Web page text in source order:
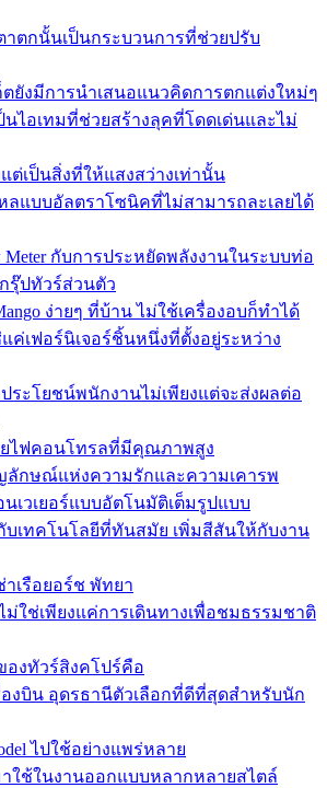
าตกนั้นเป็นกระบวนการที่ช่วยปรับ
ยังมีการนำเสนอแนวคิดการตกแต่งใหม่ๆ
ไอเทมที่ช่วยสร้างลุคที่โดดเด่นและไม่
ต่เป็นสิ่งที่ให้แสงสว่างเท่านั้น
ลแบบอัลตราโซนิคที่ไม่สามารถละเลยได้
Meter กับการประหยัดพลังงานในระบบท่อ
รุ๊ปทัวร์ส่วนตัว
ง่ายๆ ที่บ้าน ไม่ใช้เครื่องอบก็ทำได้
ค่เฟอร์นิเจอร์ชิ้นหนึ่งที่ตั้งอยู่ระหว่าง
ระโยชน์พนักงานไม่เพียงแต่จะส่งผลต่อ
ยไฟคอนโทรลที่มีคุณภาพสูง
ลักษณ์แห่งความรักและความเคารพ
เวเยอร์แบบอัตโนมัติเต็มรูปแบบ
บเทคโนโลยีที่ทันสมัย เพิ่มสีสันให้กับงาน
เรือยอร์ช พัทยา
ใช่เพียงแค่การเดินทางเพื่อชมธรรมชาติ
องทัวร์สิงคโปร์คือ
องบิน อุดรธานีตัวเลือกที่ดีที่สุดสำหรับนัก
ไปใช้อย่างแพร่หลาย
ใช้ในงานออกแบบหลากหลายสไตล์